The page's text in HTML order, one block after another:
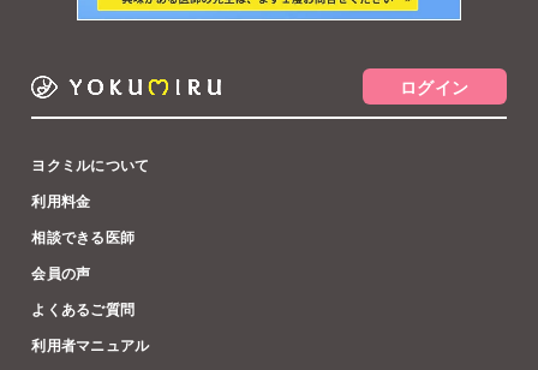
ログイン
ヨクミルについて
利用料金
相談できる医師
会員の声
よくあるご質問
利用者マニュアル